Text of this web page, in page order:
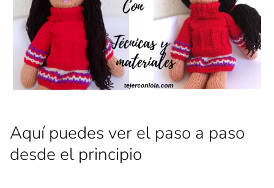
Aquí puedes ver el paso a paso
desde el principio